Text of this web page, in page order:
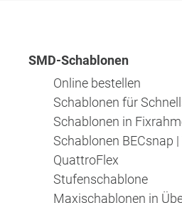
SMD-Schablonen
Online bestellen
Schablonen für
Schablonen in
Schablonen BECsnap
QuattroFlex
Stufenschablone
Maxischablonen in